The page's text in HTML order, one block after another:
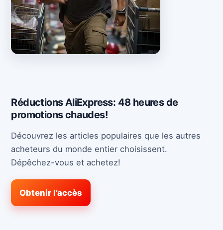
Réductions AliExpress: 48 heures de
promotions chaudes!
Découvrez les articles populaires que les autres
acheteurs du monde entier choisissent.
Dépêchez-vous et achetez!
Obtenir l’accès